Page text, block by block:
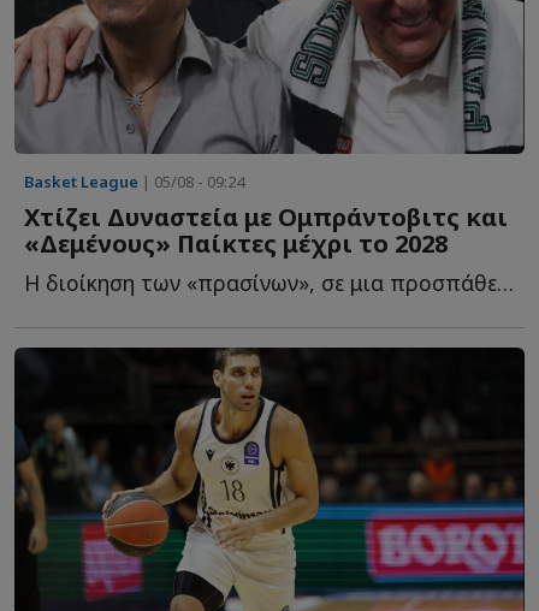
Basket League | 05/08 - 09:24
Χτίζει Δυναστεία με Ομπράντοβιτς και
«Δεμένους» Παίκτες μέχρι το 2028
Η διοίκηση των «πρασίνων», σε μια προσπάθεια να επαναφέρει τ...